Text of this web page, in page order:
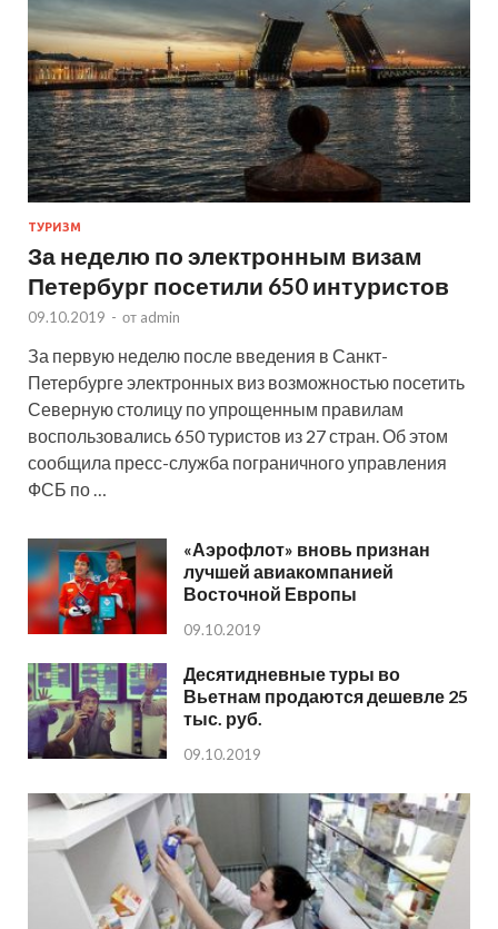
ТУРИЗМ
За неделю по электронным визам
Петербург посетили 650 интуристов
09.10.2019 - от admin
За первую неделю после введения в Санкт-
Петербурге электронных виз возможностью посетить
Северную столицу по упрощенным правилам
воспользовались 650 туристов из 27 стран. Об этом
сообщила пресс-служба пограничного управления
ФСБ по …
«Аэрофлот» вновь признан
лучшей авиакомпанией
Восточной Европы
09.10.2019
Десятидневные туры во
Вьетнам продаются дешевле 25
тыс. руб.
09.10.2019